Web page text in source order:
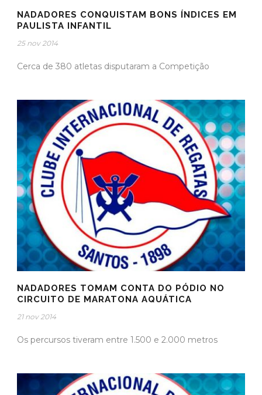
NADADORES CONQUISTAM BONS ÍNDICES EM
PAULISTA INFANTIL
25 nov 2014
Cerca de 380 atletas disputaram a Competição
NADADORES TOMAM CONTA DO PÓDIO NO
CIRCUITO DE MARATONA AQUÁTICA
21 nov 2014
Os percursos tiveram entre 1.500 e 2.000 metros